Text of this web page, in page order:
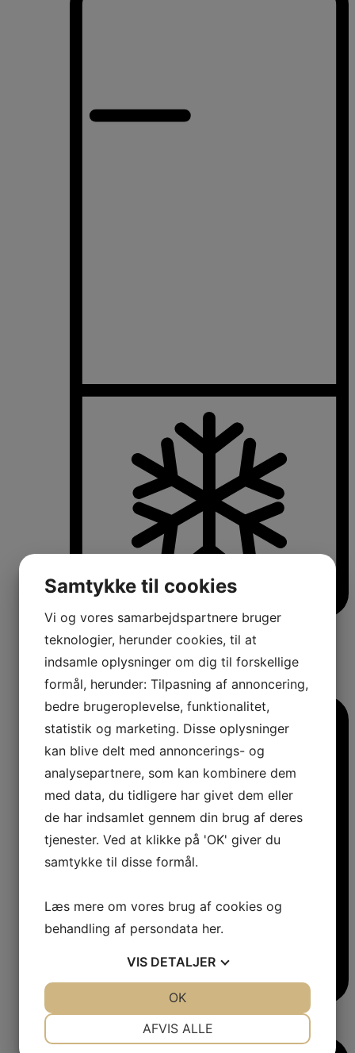
Køle-/fryseskabe
Fritstående køle-/fryseskabe
Integrerbare køle-/fryseskabe
Køleskabe med fryseboks
Amerikanerkøleskabe
Vinkøleskabe
Vinkøleskabe
Samtykke til cookies
Vi og vores samarbejdspartnere bruger
teknologier, herunder cookies, til at
indsamle oplysninger om dig til forskellige
formål, herunder: Tilpasning af annoncering,
bedre brugeroplevelse, funktionalitet,
statistik og marketing. Disse oplysninger
kan blive delt med annoncerings- og
analysepartnere, som kan kombinere dem
med data, du tidligere har givet dem eller
de har indsamlet gennem din brug af deres
tjenester. Ved at klikke på 'OK' giver du
samtykke til disse formål.
Læs mere om vores brug af cookies og
behandling af persondata her.
VIS DETALJER
AFVIS ALLE
OK